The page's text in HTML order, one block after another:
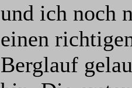
und ich noch
einen
Berglauf